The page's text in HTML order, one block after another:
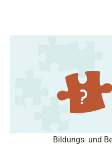
Bildungs- und